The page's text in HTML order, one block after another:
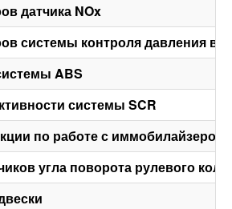
датчика NOx
системы контроля давления в
ABS
системы SCR
по работе с иммобилайзером
угла поворота рулевого